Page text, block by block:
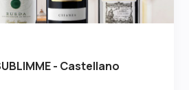
- Castellano